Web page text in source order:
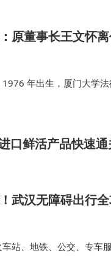
原董事长王文怀
年出生，厦门大学
，该公司核心偿付能力
口鲜活产品快速
武汉无障碍出行
站、地铁、公交、专车